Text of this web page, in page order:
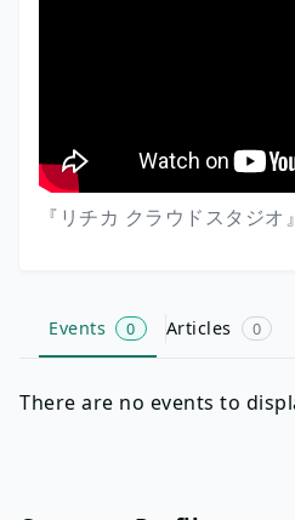
『リチカ クラウドスタジオ
Events 0 Articles 0
There are no events to